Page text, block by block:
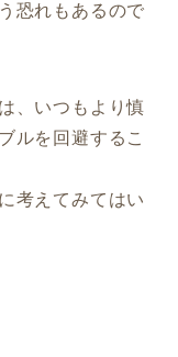
恐れもあるので
、いつもより慎
ルを回避するこ
考えてみてはい